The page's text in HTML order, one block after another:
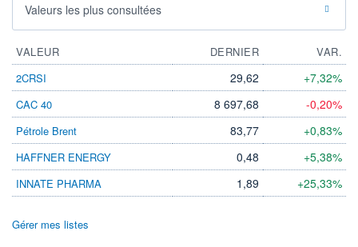
Valeurs les plus consultées
VALEUR DERNIER
VAR.
2CRSI
29,62 +7,32%
CAC 40 8 697,68 -0,20%
Pétrole Brent 83,77 +0,83%
HAFFNER ENERGY 0,48 +5,38%
INNATE PHARMA 1,89 +25,33%
Gérer mes listes